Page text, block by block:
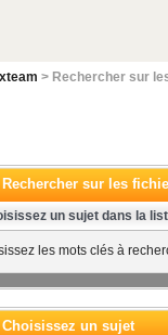
> Rechercher sur
Rechercher sur les
un sujet dans la
les mots clés à
Choisissez un sujet